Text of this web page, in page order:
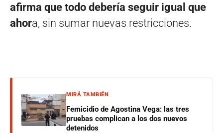
afirma que todo debería seguir igual que
ahora, sin sumar nuevas restricciones.
MIRÁ TAMBIÉN
Femicidio de Agostina Vega: las tres
pruebas complican a los dos nuevos
detenidos